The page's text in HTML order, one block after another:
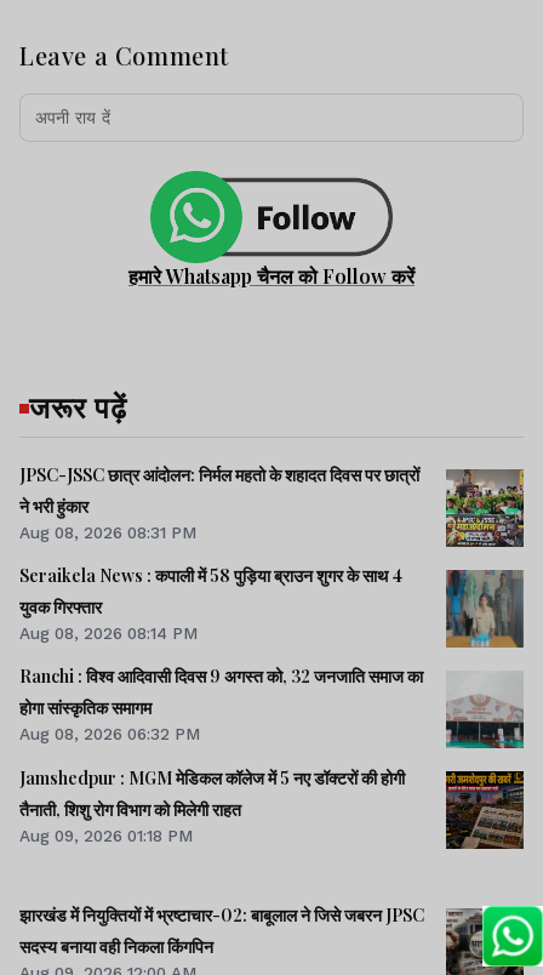
Leave a Comment
हमारे Whatsapp चैनल को Follow करें
जरूर पढ़ें
JPSC-JSSC छात्र आंदोलन: निर्मल महतो के शहादत दिवस पर छात्रों
ने भरी हुंकार
Aug 08, 2026 08:31 PM
Seraikela News : कपाली में 58 पुड़िया ब्राउन शुगर के साथ 4
युवक गिरफ्तार
Aug 08, 2026 08:14 PM
Ranchi : विश्व आदिवासी दिवस 9 अगस्त को, 32 जनजाति समाज का
होगा सांस्कृतिक समागम
Aug 08, 2026 06:32 PM
Jamshedpur : MGM मेडिकल कॉलेज में 5 नए डॉक्टरों की होगी
तैनाती, शिशु रोग विभाग को मिलेगी राहत
Aug 09, 2026 01:18 PM
झारखंड में नियुक्तियों में भ्रष्टाचार-02: बाबूलाल ने जिसे जबरन JPSC
सदस्य बनाया वही निकला किंगपिन